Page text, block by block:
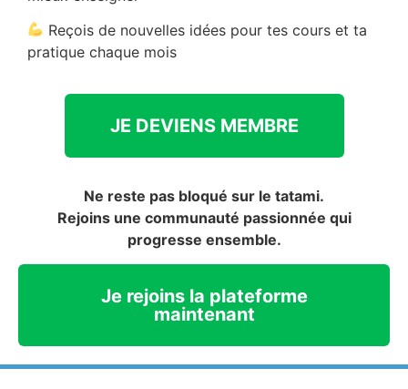
Reçois de nouvelles idées pour tes cours et ta
pratique chaque mois
JE DEVIENS MEMBRE
Ne reste pas bloqué sur le tatami.
Rejoins une communauté passionnée qui
progresse ensemble.
Je rejoins la plateforme
maintenant